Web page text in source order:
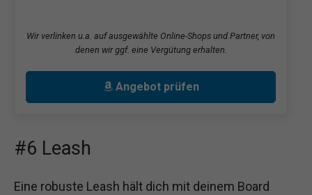
Wir verlinken u.a. auf ausgewählte Online-Shops und Partner, von
denen wir ggf. eine Vergütung erhalten.
Angebot prüfen
#6 Leash
Eine robuste Leash hält dich mit deinem Board